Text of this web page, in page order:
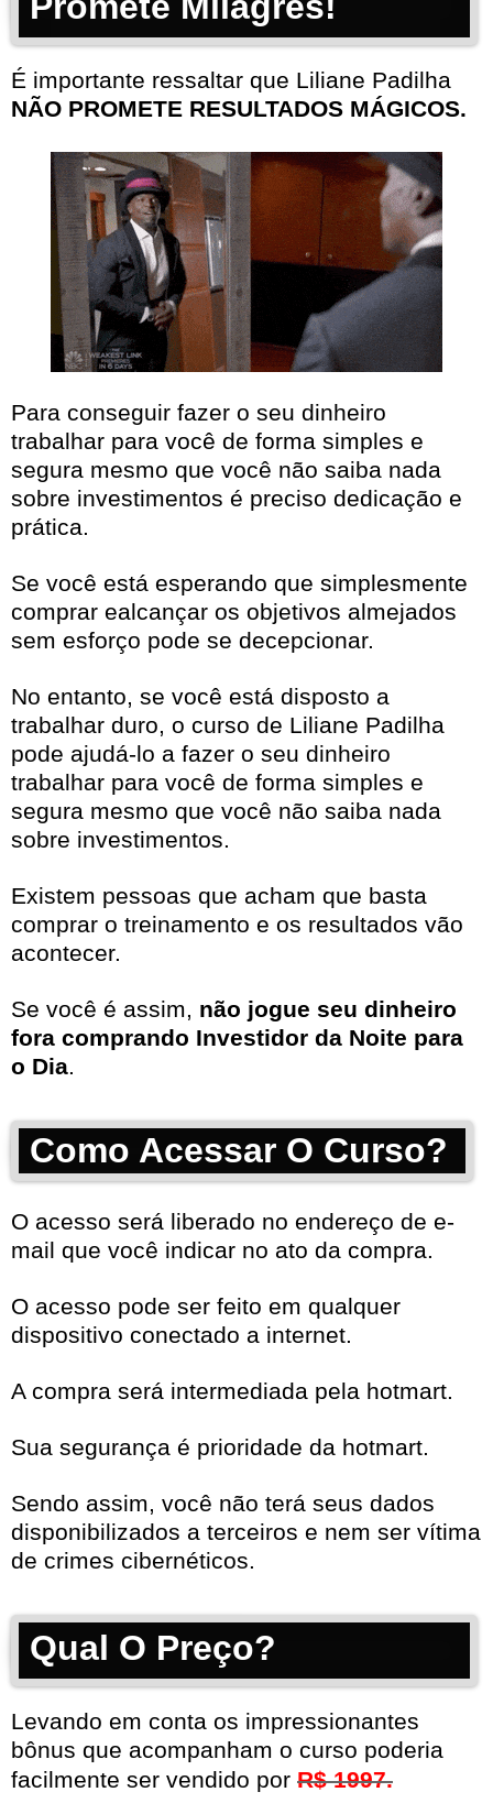
É importante ressaltar que Liliane Padilha
NÃO PROMETE RESULTADOS MÁGICOS.
Para conseguir fazer o seu dinheiro
trabalhar para você de forma simples e
segura mesmo que você não saiba nada
sobre investimentos é preciso dedicação e
prática.
Se você está esperando que simplesmente
comprar ealcançar os objetivos almejados
sem esforço pode se decepcionar.
No entanto, se você está disposto a
trabalhar duro, o curso de Liliane Padilha
pode ajudá-lo a fazer o seu dinheiro
trabalhar para você de forma simples e
segura mesmo que você não saiba nada
sobre investimentos.
Existem pessoas que acham que basta
comprar o treinamento e os resultados vão
acontecer.
Se você é assim, não jogue seu dinheiro
fora comprando Investidor da Noite para
o Dia.
Como Acessar O Curso?
O acesso será liberado no endereço de e-
mail que você indicar no ato da compra.
O acesso pode ser feito em qualquer
dispositivo conectado a internet.
A compra será intermediada pela hotmart.
Sua segurança é prioridade da hotmart.
Sendo assim, você não terá seus dados
disponibilizados a terceiros e nem ser vítima
de crimes cibernéticos.
Qual O Preço?
Levando em conta os impressionantes
bônus que acompanham o curso poderia
facilmente ser vendido por R$ 1997.